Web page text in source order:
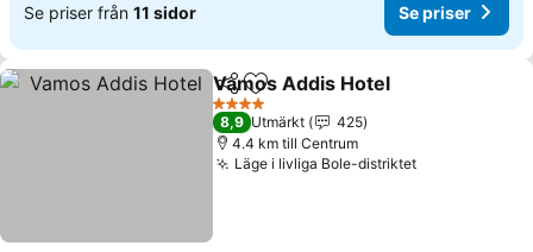
Se priser från 11 sidor Se priser
Dela Lägg till i Mina Favoriter
Vamos Addis Hotel
4 Stjärnor
8,9 Utmärkt
425
4.4 km till Centrum
Läge i livliga Bole-distriktet